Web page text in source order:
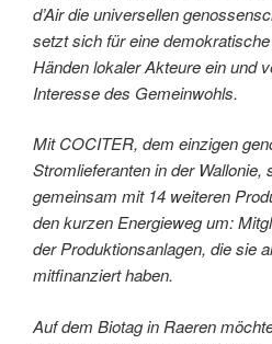
d’Air die universellen
setzt sich für eine
Händen lokaler Akteure ein und
Interesse des Gemeinwohls.
Mit COCITER, dem einzigen
Stromlieferanten in der Wallonie,
gemeinsam mit 14 weiteren
den kurzen Energieweg um:
der Produktionsanlagen, die sie
mitfinanziert haben.
Auf dem Biotag in Raeren